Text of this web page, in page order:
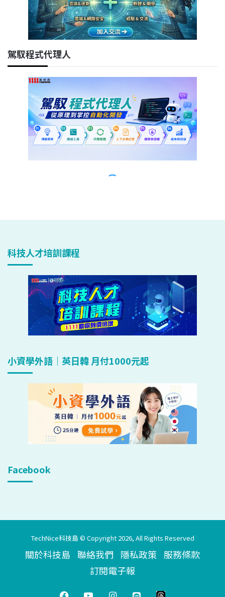
科技人才培訓課程
小資學外語｜英日韓 月付1000元起
Facebook
TechNice科技島 © Copyright 2026, All Rights Reserved
關於科技島 聯絡我們 隱私政策 服務條款
訂閱電子報